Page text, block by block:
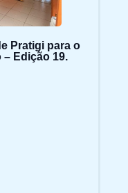
Pratigi para o
Edição 19.